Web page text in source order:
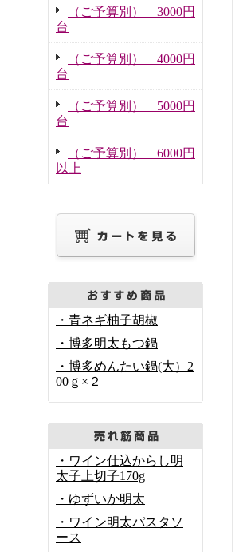
（ご予算別） 3000円
台
（ご予算別） 4000円
台
（ご予算別） 5000円
台
（ご予算別） 6000円
以上
・青ネギ柚子胡椒
・博多明太もつ鍋
・博多めんたい鍋(大）2
00ｇ×２
・ワイン仕込からし明
太子上切子170g
・ゆずいか明太
・ワイン明太パスタソ
ース